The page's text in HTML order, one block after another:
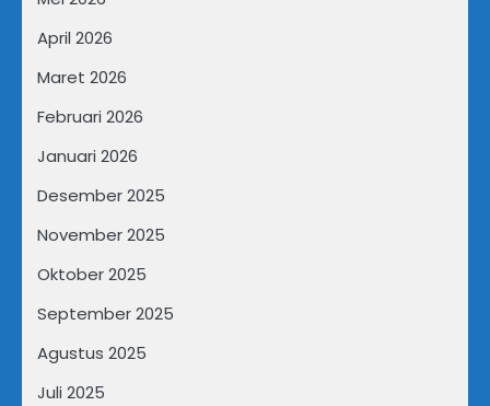
April 2026
Maret 2026
Februari 2026
Januari 2026
Desember 2025
November 2025
Oktober 2025
September 2025
Agustus 2025
Juli 2025